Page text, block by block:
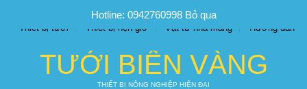
SP PHUN SƯƠNG GIÁ TỐT Bộ KIT tưới
Thiết bị tưới
Thiết bị hẹn giờ Vật tư nhà màng Hướng dẫn
TƯỚI BIỂN VÀNG
THIẾT BỊ NÔNG NGHIỆP HIỆN ĐẠI
Hotline: 0942760998 Bỏ qua